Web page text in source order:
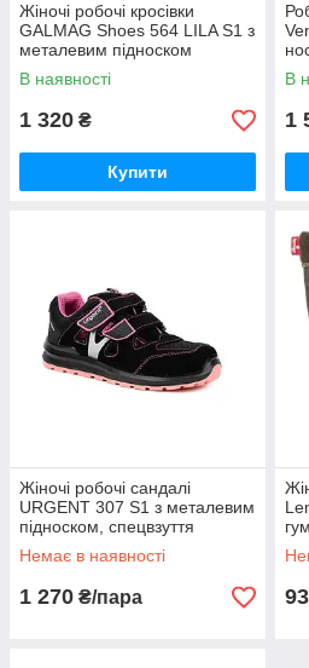
Жіночі робочі кросівки
GALMAG Shoes 564 LILA S1 з
металевим підноском
В наявності
1 320 ₴
Купити
В
1
Жіночі робочі сандалі
URGENT 307 S1 з металевим
підноском, спецвзуття
(Польща)
Немає в наявності
1 270 ₴/пара